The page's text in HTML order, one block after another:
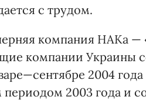
с трудом.
компания НАКа —
компании Украины
2004 года
2003 года и